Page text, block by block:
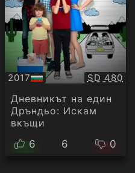
2017
БГ
аудио
SD 480
Дневникът на един
Дръндьо: Искам
вкъщи
6
6 0